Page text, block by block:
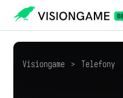
Visiongame > Telefony